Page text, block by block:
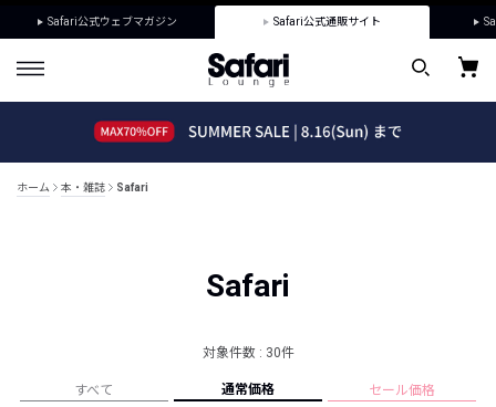
Safari公式ウェブマガジン Safari公式通販サイト
ホーム 本・雑誌 Safari
Safari
対象件数 : 30件
すべて 通常価格 セール価格